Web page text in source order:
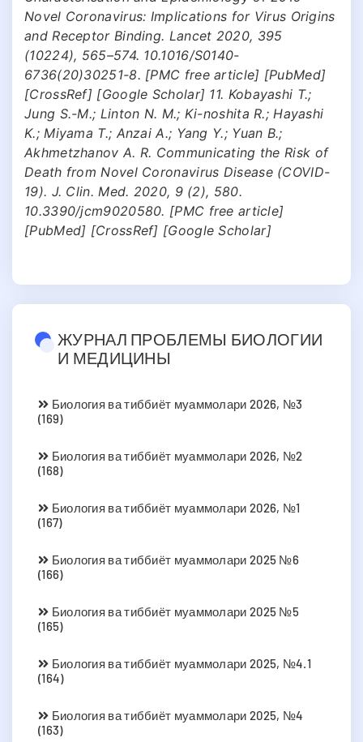
Novel Coronavirus: Implications for Virus Origins
and Receptor Binding. Lancet 2020, 395
(10224), 565–574. 10.1016/S0140-
6736(20)30251-8. [PMC free article] [PubMed]
[CrossRef] [Google Scholar] 11. Kobayashi T.;
Jung S.-M.; Linton N. M.; Ki-noshita R.; Hayashi
K.; Miyama T.; Anzai A.; Yang Y.; Yuan B.;
Akhmetzhanov A. R. Communicating the Risk of
Death from Novel Coronavirus Disease (COVID-
19). J. Clin. Med. 2020, 9 (2), 580.
10.3390/jcm9020580. [PMC free article]
[PubMed] [CrossRef] [Google Scholar]
ЖУРНАЛ ПРОБЛЕМЫ БИОЛОГИИ
И МЕДИЦИНЫ
Биология ва тиббиёт муаммолари 2026, №3
(169)
Биология ва тиббиёт муаммолари 2026, №2
(168)
Биология ва тиббиёт муаммолари 2026, №1
(167)
Биология ва тиббиёт муаммолари 2025 №6
(166)
Биология ва тиббиёт муаммолари 2025 №5
(165)
Биология ва тиббиёт муаммолари 2025, №4.1
(164)
Биология ва тиббиёт муаммолари 2025, №4
(163)